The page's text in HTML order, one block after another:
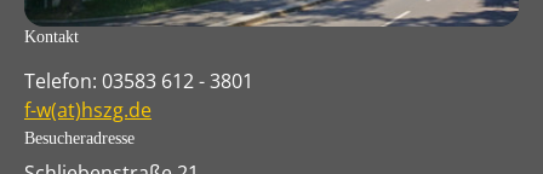
Kontakt
Telefon: 03583 612 - 3801
f-w(at)hszg.de
Besucheradresse